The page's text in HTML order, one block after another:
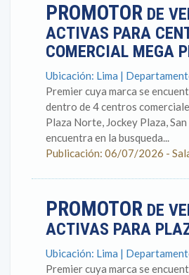
PROMOTOR DE
ACTIVAS PARA
COMERCIAL MEGA
Ubicación: Lima |
Premier cuya marca se
dentro de 4 centros
Plaza Norte, Jockey Plaza,
encuentra en la busqueda...
Publicación: 06/07/2026 -
PROMOTOR DE
ACTIVAS PARA
Ubicación: Lima |
Premier cuya marca se